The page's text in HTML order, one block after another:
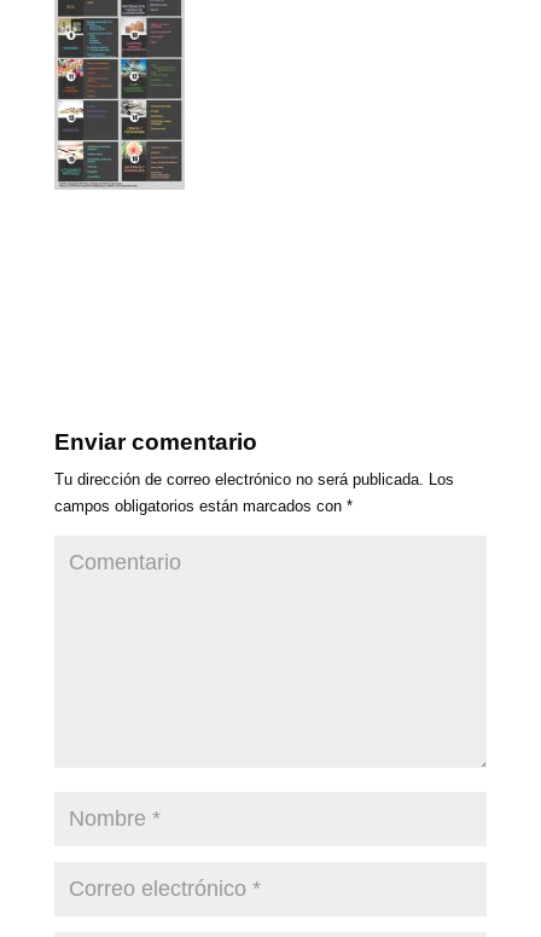
Enviar comentario
Tu dirección de correo electrónico no será publicada. Los
campos obligatorios están marcados con *